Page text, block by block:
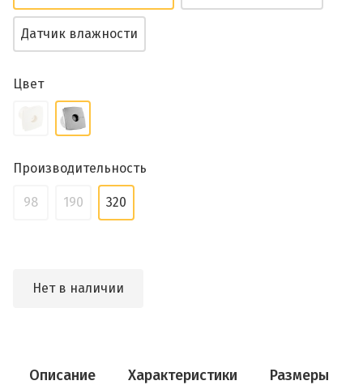
Датчик влажности
Цвет
Производительность
98 190 320
Нет в наличии
Описание Характеристики Размеры